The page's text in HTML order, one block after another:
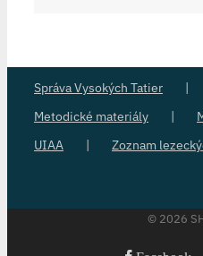
Správa Vysokých Tatier
Metodické materiály
UIAA
Zoznam
© 2026